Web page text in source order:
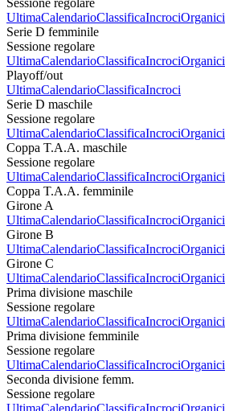
UltimaCalendarioClassificaIncrociOrganici
Serie D femminile
Sessione regolare
UltimaCalendarioClassificaIncrociOrganici
Playoff/out
UltimaCalendarioClassificaIncroci
Serie D maschile
Sessione regolare
UltimaCalendarioClassificaIncrociOrganici
Coppa T.A.A. maschile
Sessione regolare
UltimaCalendarioClassificaIncrociOrganici
Coppa T.A.A. femminile
Girone A
UltimaCalendarioClassificaIncrociOrganici
Girone B
UltimaCalendarioClassificaIncrociOrganici
Girone C
UltimaCalendarioClassificaIncrociOrganici
Prima divisione maschile
Sessione regolare
UltimaCalendarioClassificaIncrociOrganici
Prima divisione femminile
Sessione regolare
UltimaCalendarioClassificaIncrociOrganici
Seconda divisione femm.
Sessione regolare
UltimaCalendarioClassificaIncrociOrganici